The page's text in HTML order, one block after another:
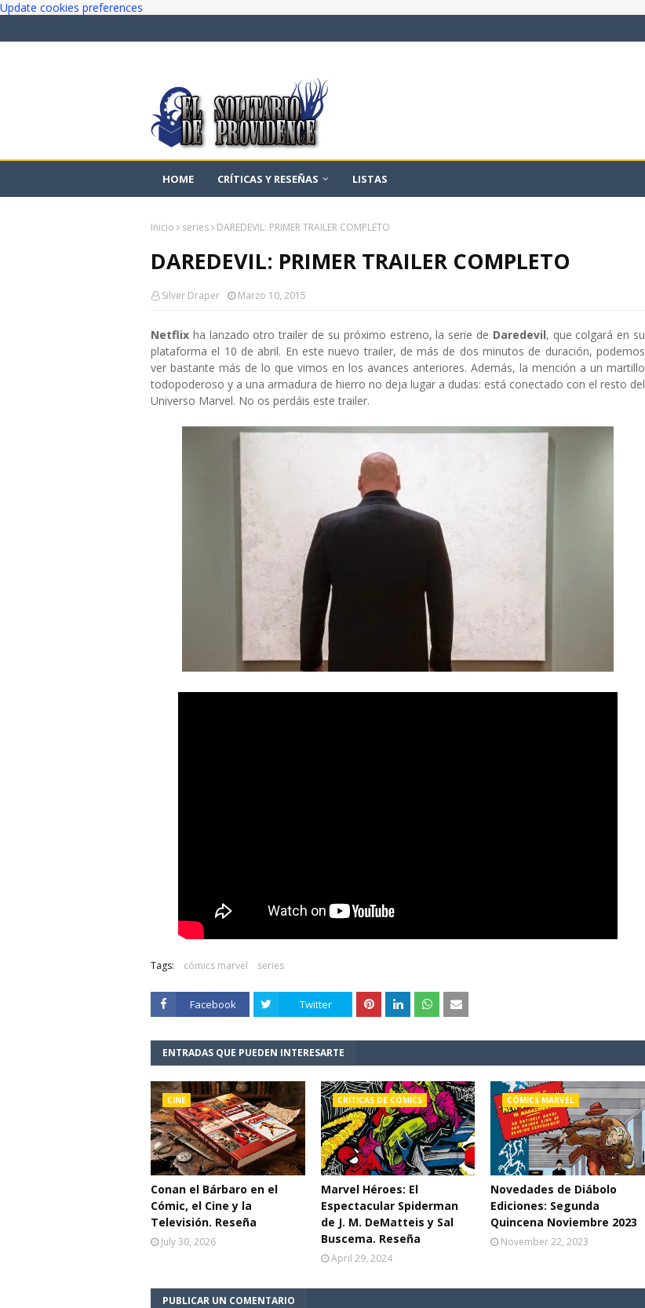
Update cookies preferences
HOME CRÍTICAS Y RESEÑAS LISTAS
Inicio series DAREDEVIL: PRIMER TRAILER COMPLETO
DAREDEVIL: PRIMER TRAILER COMPLETO
Silver Draper Marzo 10, 2015
Netflix ha lanzado otro trailer de su próximo estreno, la serie de Daredevil, que colgará en su
plataforma el 10 de abril. En este nuevo trailer, de más de dos minutos de duración, podemos
ver bastante más de lo que vimos en los avances anteriores. Además, la mención a un martillo
todopoderoso y a una armadura de hierro no deja lugar a dudas: está conectado con el resto del
Universo Marvel. No os perdáis este trailer.
Tags: cómics marvel series
Facebook Twitter
ENTRADAS QUE PUEDEN INTERESARTE
CINE
Conan el Bárbaro en el
Cómic, el Cine y la
Televisión. Reseña
July 30, 2026
CRÍTICAS DE CÓMICS
Marvel Héroes: El
Espectacular Spiderman
de J. M. DeMatteis y Sal
Buscema. Reseña
April 29, 2024
CÓMICS MARVEL
Novedades de Diábolo
Ediciones: Segunda
Quincena Noviembre 2023
November 22, 2023
PUBLICAR UN COMENTARIO